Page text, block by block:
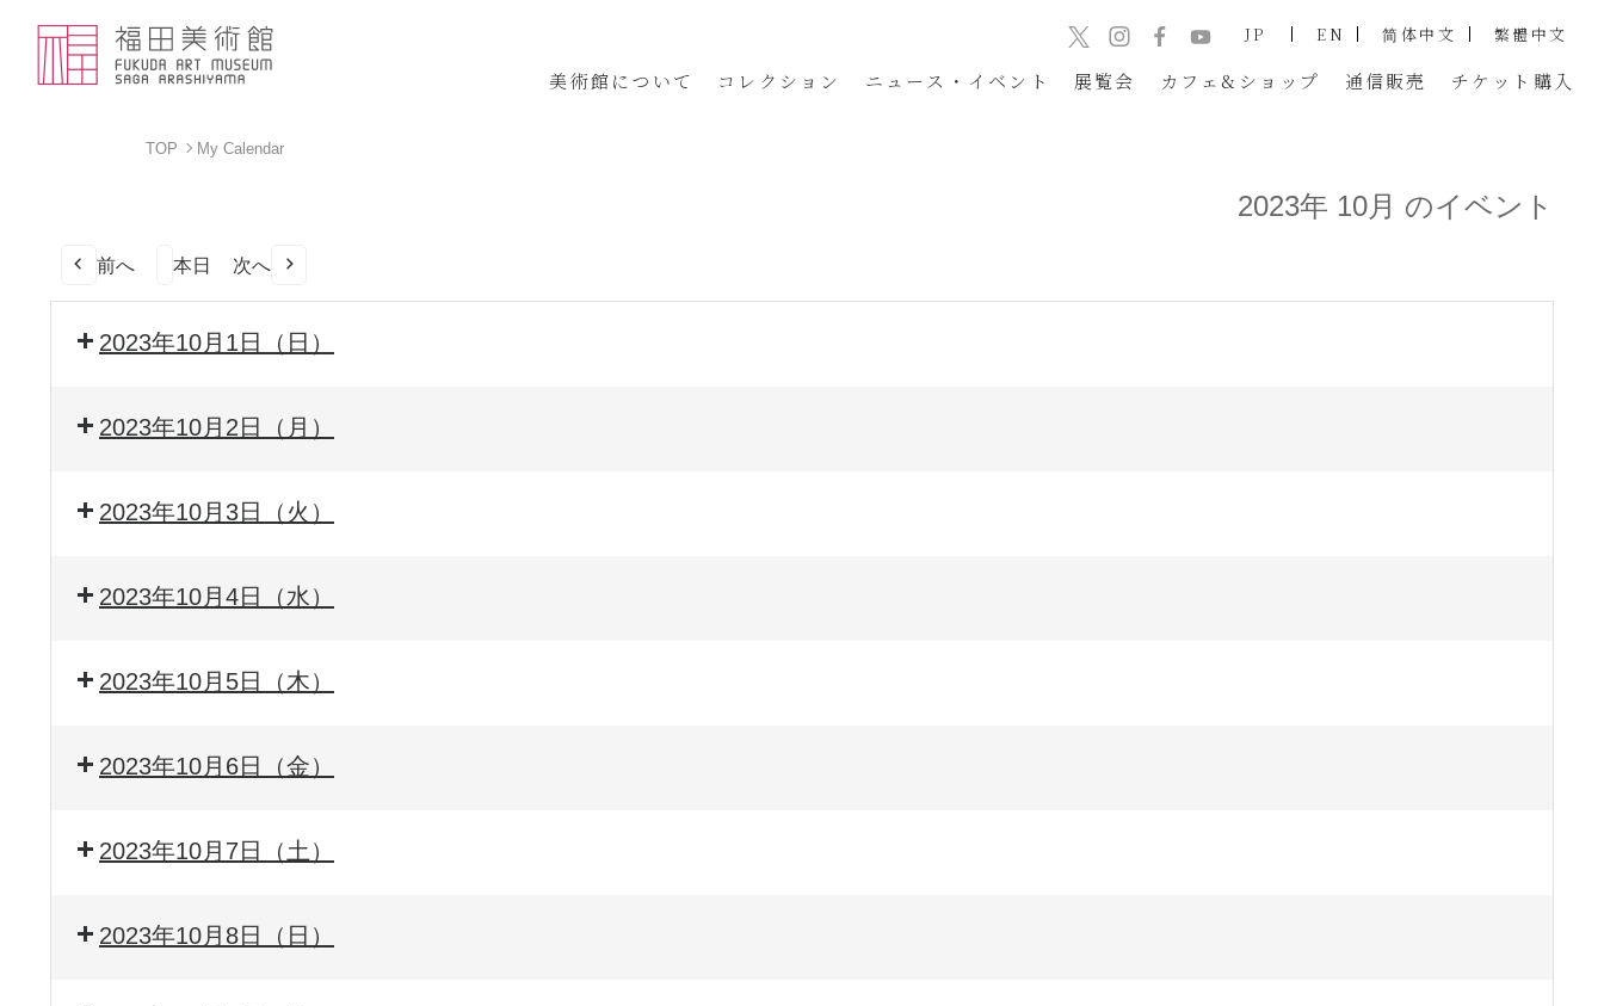
美術館について コレクション ニュース・イベント 展覧会 カフェ&ショップ 通信販売 チケット 購入
JP EN 简体中文 繁體中文
TOP My Calendar
2023年 10月 のイベント
前へ 本日 次へ
2023年10月1日（日）
2023年10月2日（月）
2023年10月3日（火）
2023年10月4日（水）
2023年10月5日（木）
2023年10月6日（金）
2023年10月7日（土）
2023年10月8日（日）